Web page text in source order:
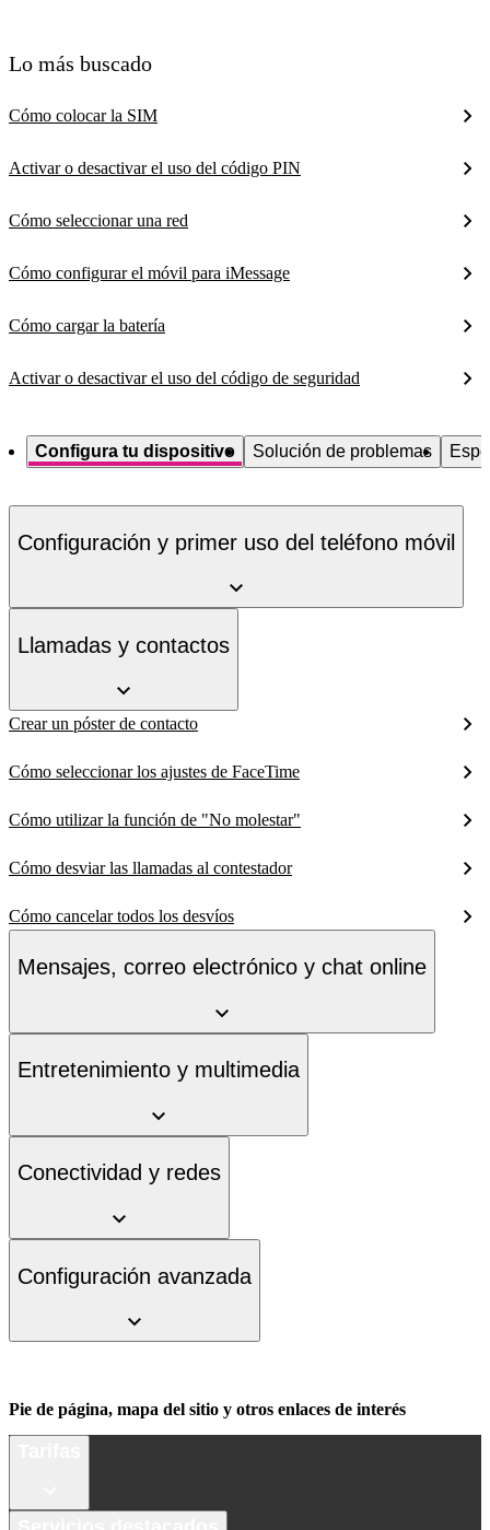
Lo más buscado
Cómo colocar la SIM
Activar o desactivar el uso del código PIN
Cómo seleccionar una red
Cómo configurar el móvil para iMessage
Cómo cargar la batería
Activar o desactivar el uso del código de seguridad
Configura tu dispositivo Solución de problemas
Configuración y primer uso del teléfono móvil
Llamadas y contactos
Crear un póster de contacto
Cómo seleccionar los ajustes de FaceTime
Cómo utilizar la función de "No molestar"
Cómo desviar las llamadas al contestador
Cómo cancelar todos los desvíos
Mensajes, correo electrónico y chat online
Entretenimiento y multimedia
Conectividad y redes
Configuración avanzada
Pie de página, mapa del sitio y otros enlaces de interés